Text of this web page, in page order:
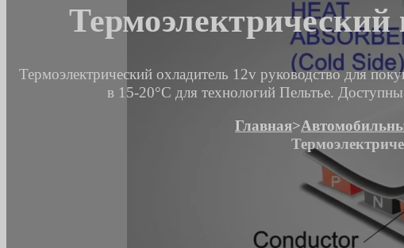
Термоэлектрический охладитель 12v руководство для
в 15-20°C для технологий Пельтье.
Главная>